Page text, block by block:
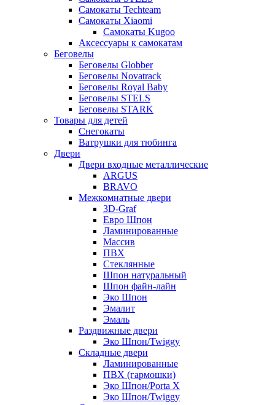
Самокаты Techteam
Самокаты Xiaomi
Самокаты Kugoo
Аксессуары к самокатам
Беговелы
Беговелы Globber
Беговелы Novatrack
Беговелы Royal Baby
Беговелы STELS
Беговелы STARK
Товары для детей
Снегокаты
Ватрушки для тюбинга
Двери
Двери входные металлические
ARGUS
BRAVO
Межкомнатные двери
3D-Graf
Евро Шпон
Ламинированные
Массив
ПВХ
Стеклянные
Шпон натуральный
Шпон файн-лайн
Эко Шпон
Эмалит
Эмаль
Раздвижные двери
Эко Шпон/Twiggy
Складные двери
Ламинированные
ПВХ (гармошки)
Эко Шпон/Porta X
Эко Шпон/Twiggy